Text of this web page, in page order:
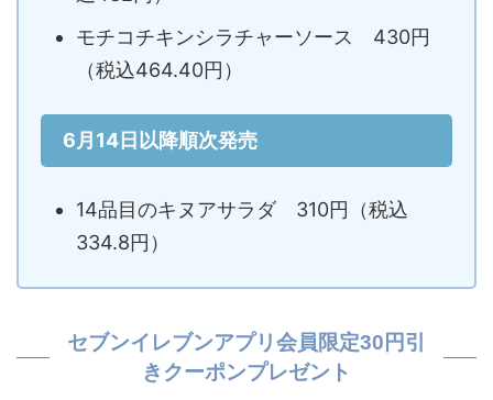
モチコチキンシラチャーソース 430円
（税込464.40円）
6月14日以降順次発売
14品目のキヌアサラダ 310円（税込
334.8円）
セブンイレブンアプリ会員限定30円引
きクーポンプレゼント